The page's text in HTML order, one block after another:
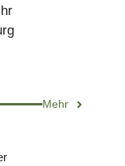
Mehr